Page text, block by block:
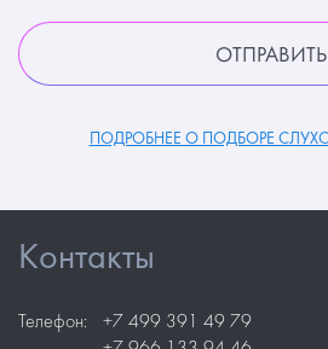
ПОДРОБНЕЕ О ПОДБОРЕ
Контакты
Телефон:
+7 499 391 49 79